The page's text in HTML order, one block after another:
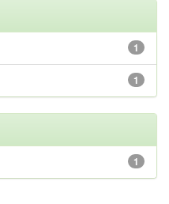
1
1
1